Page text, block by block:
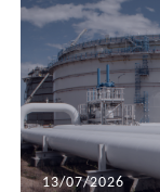
13/07/2026